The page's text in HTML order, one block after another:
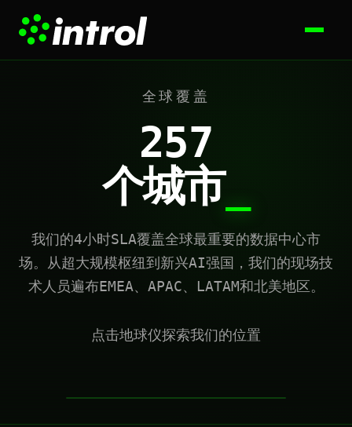
全球覆盖
257
个城市_
我们的4小时SLA覆盖全球最重要的数据中心市
场。从超大规模枢纽到新兴AI强国，我们的现场技
术人员遍布EMEA、APAC、LATAM和北美地区。
点击地球仪探索我们的位置